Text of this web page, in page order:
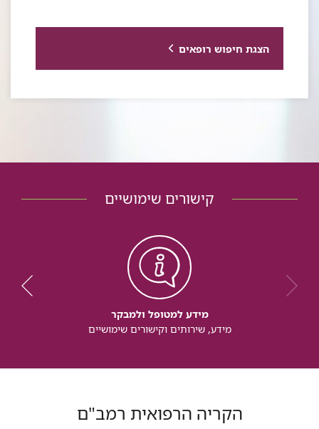
הצגת חיפוש רופאים
קישורים שימושיים
מידע למטופל ולמבקר
מידע, שירותים וקישורים שימושיים
הקריה הרפואית רמב"ם